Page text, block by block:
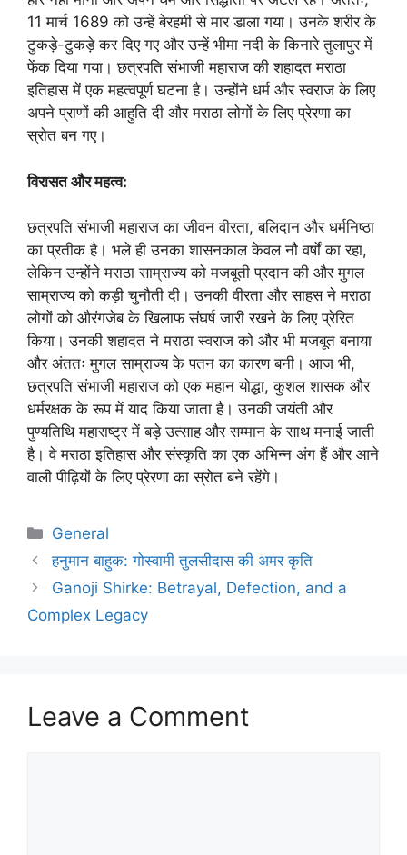
11 मार्च 1689 को उन्हें बेरहमी से मार डाला गया। उनके शरीर के
टुकड़े-टुकड़े कर दिए गए और उन्हें भीमा नदी के किनारे तुलापुर में
फेंक दिया गया। छत्रपति संभाजी महाराज की शहादत मराठा
इतिहास में एक महत्वपूर्ण घटना है। उन्होंने धर्म और स्वराज के लिए
अपने प्राणों की आहुति दी और मराठा लोगों के लिए प्रेरणा का
स्रोत बन गए।
विरासत और महत्व:
छत्रपति संभाजी महाराज का जीवन वीरता, बलिदान और धर्मनिष्ठा
का प्रतीक है। भले ही उनका शासनकाल केवल नौ वर्षों का रहा,
लेकिन उन्होंने मराठा साम्राज्य को मजबूती प्रदान की और मुगल
साम्राज्य को कड़ी चुनौती दी। उनकी वीरता और साहस ने मराठा
लोगों को औरंगजेब के खिलाफ संघर्ष जारी रखने के लिए प्रेरित
किया। उनकी शहादत ने मराठा स्वराज को और भी मजबूत बनाया
और अंततः मुगल साम्राज्य के पतन का कारण बनी। आज भी,
छत्रपति संभाजी महाराज को एक महान योद्धा, कुशल शासक और
धर्मरक्षक के रूप में याद किया जाता है। उनकी जयंती और
पुण्यतिथि महाराष्ट्र में बड़े उत्साह और सम्मान के साथ मनाई जाती
है। वे मराठा इतिहास और संस्कृति का एक अभिन्न अंग हैं और आने
वाली पीढ़ियों के लिए प्रेरणा का स्रोत बने रहेंगे।
Categories
General
हनुमान बाहुक: गोस्वामी तुलसीदास की अमर कृति
Ganoji Shirke: Betrayal, Defection, and a
Complex Legacy
Leave a Comment